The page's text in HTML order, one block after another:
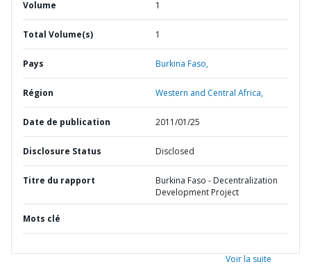
Volume 1
Total Volume(s) 1
Pays Burkina Faso,
Région Western and Central Africa,
Date de publication 2011/01/25
Disclosure Status Disclosed
Titre du rapport
Burkina Faso - Decentralization
Development Project
Mots clé
Voir la suite